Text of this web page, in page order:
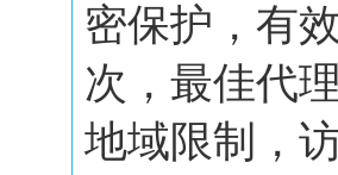
密保护，有
次，最佳代
地域限制，